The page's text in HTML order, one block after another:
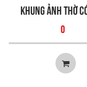
Khung ảnh Thờ
0